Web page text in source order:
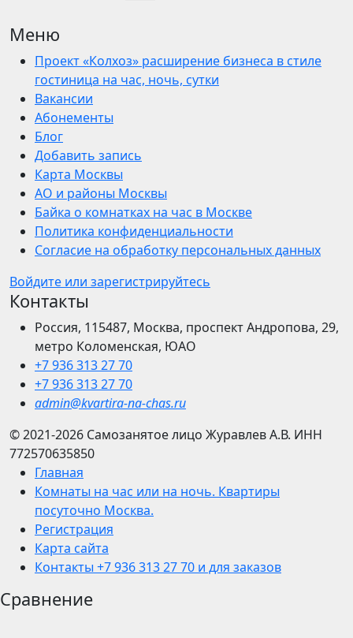
Меню
Проект «Колхоз» расширение бизнеса в стиле
гостиница на час, ночь, сутки
Вакансии
Абонементы
Блог
Добавить запись
Карта Москвы
АО и районы Москвы
Байка о комнатках на час в Москве
Политика конфиденциальности
Согласие на обработку персональных данных
Войдите или зарегистрируйтесь
Контакты
Россия, 115487, Москва, проспект Андропова, 29,
метро Коломенская, ЮАО
+7 936 313 27 70
+7 936 313 27 70
admin@kvartira-na-chas.ru
© 2021-2026 Самозанятое лицо Журавлев А.В. ИНН
772570635850
Главная
Комнаты на час или на ночь. Квартиры
посуточно Москва.
Регистрация
Карта сайта
Контакты +7 936 313 27 70 и для заказов
Сравнение